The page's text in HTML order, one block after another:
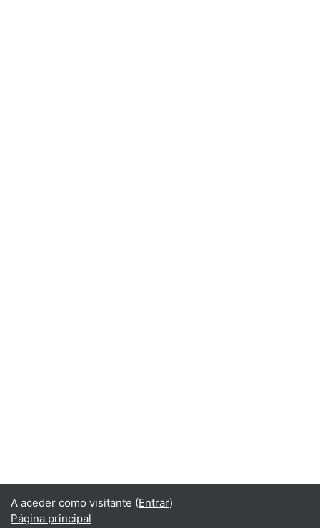
A aceder como visitante (Entrar)
Página principal